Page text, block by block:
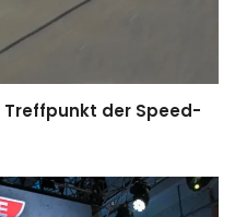
Treffpunkt der Speed-